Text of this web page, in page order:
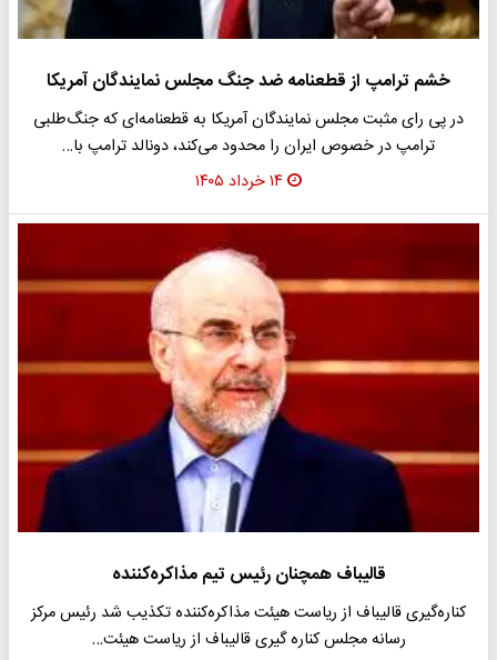
خشم ترامپ از قطعنامه ضد جنگ مجلس نمایندگان آمریکا
در پی رای مثبت مجلس نمایندگان آمریکا به قطعنامه‌ای که جنگ‌طلبی
ترامپ در خصوص ایران را محدود می‌کند، دونالد ترامپ با…
۱۴ خرداد ۱۴۰۵
قالیباف همچنان رئیس تیم مذاکره‌کننده
کناره‌گیری قالیباف از ریاست هیئت‌ مذاکره‌کننده تکذیب شد رئیس مرکز
رسانه مجلس کناره گیری قالیباف از ریاست هیئت…